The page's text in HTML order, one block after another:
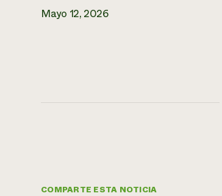
Mayo 12, 2026
COMPARTE ESTA NOTICIA